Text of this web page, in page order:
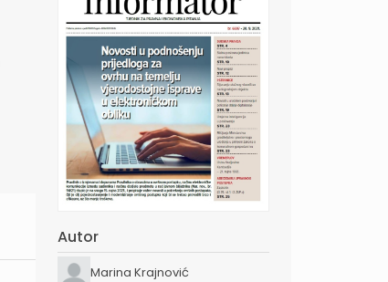
Autor
Marina Krajnović